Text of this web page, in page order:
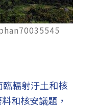
輻射汙土和核
和核安議題，